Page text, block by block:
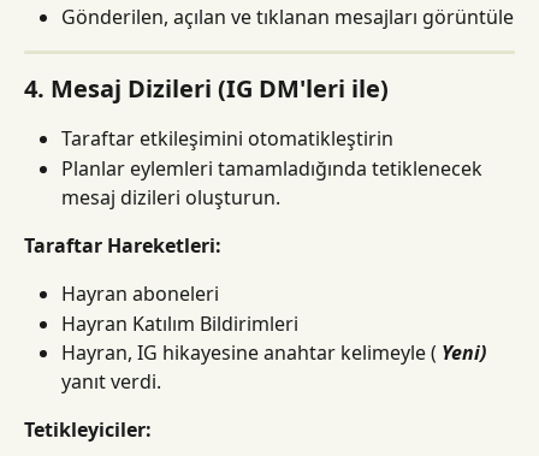
Gönderilen, açılan ve tıklanan mesajları görüntüle
4. Mesaj Dizileri (IG DM'leri ile)
Taraftar etkileşimini otomatikleştirin
Planlar eylemleri tamamladığında tetiklenecek
mesaj dizileri oluşturun.
Taraftar Hareketleri:
Hayran aboneleri
Hayran Katılım Bildirimleri
Hayran, IG hikayesine anahtar kelimeyle ( Yeni)
yanıt verdi.
Tetikleyiciler: